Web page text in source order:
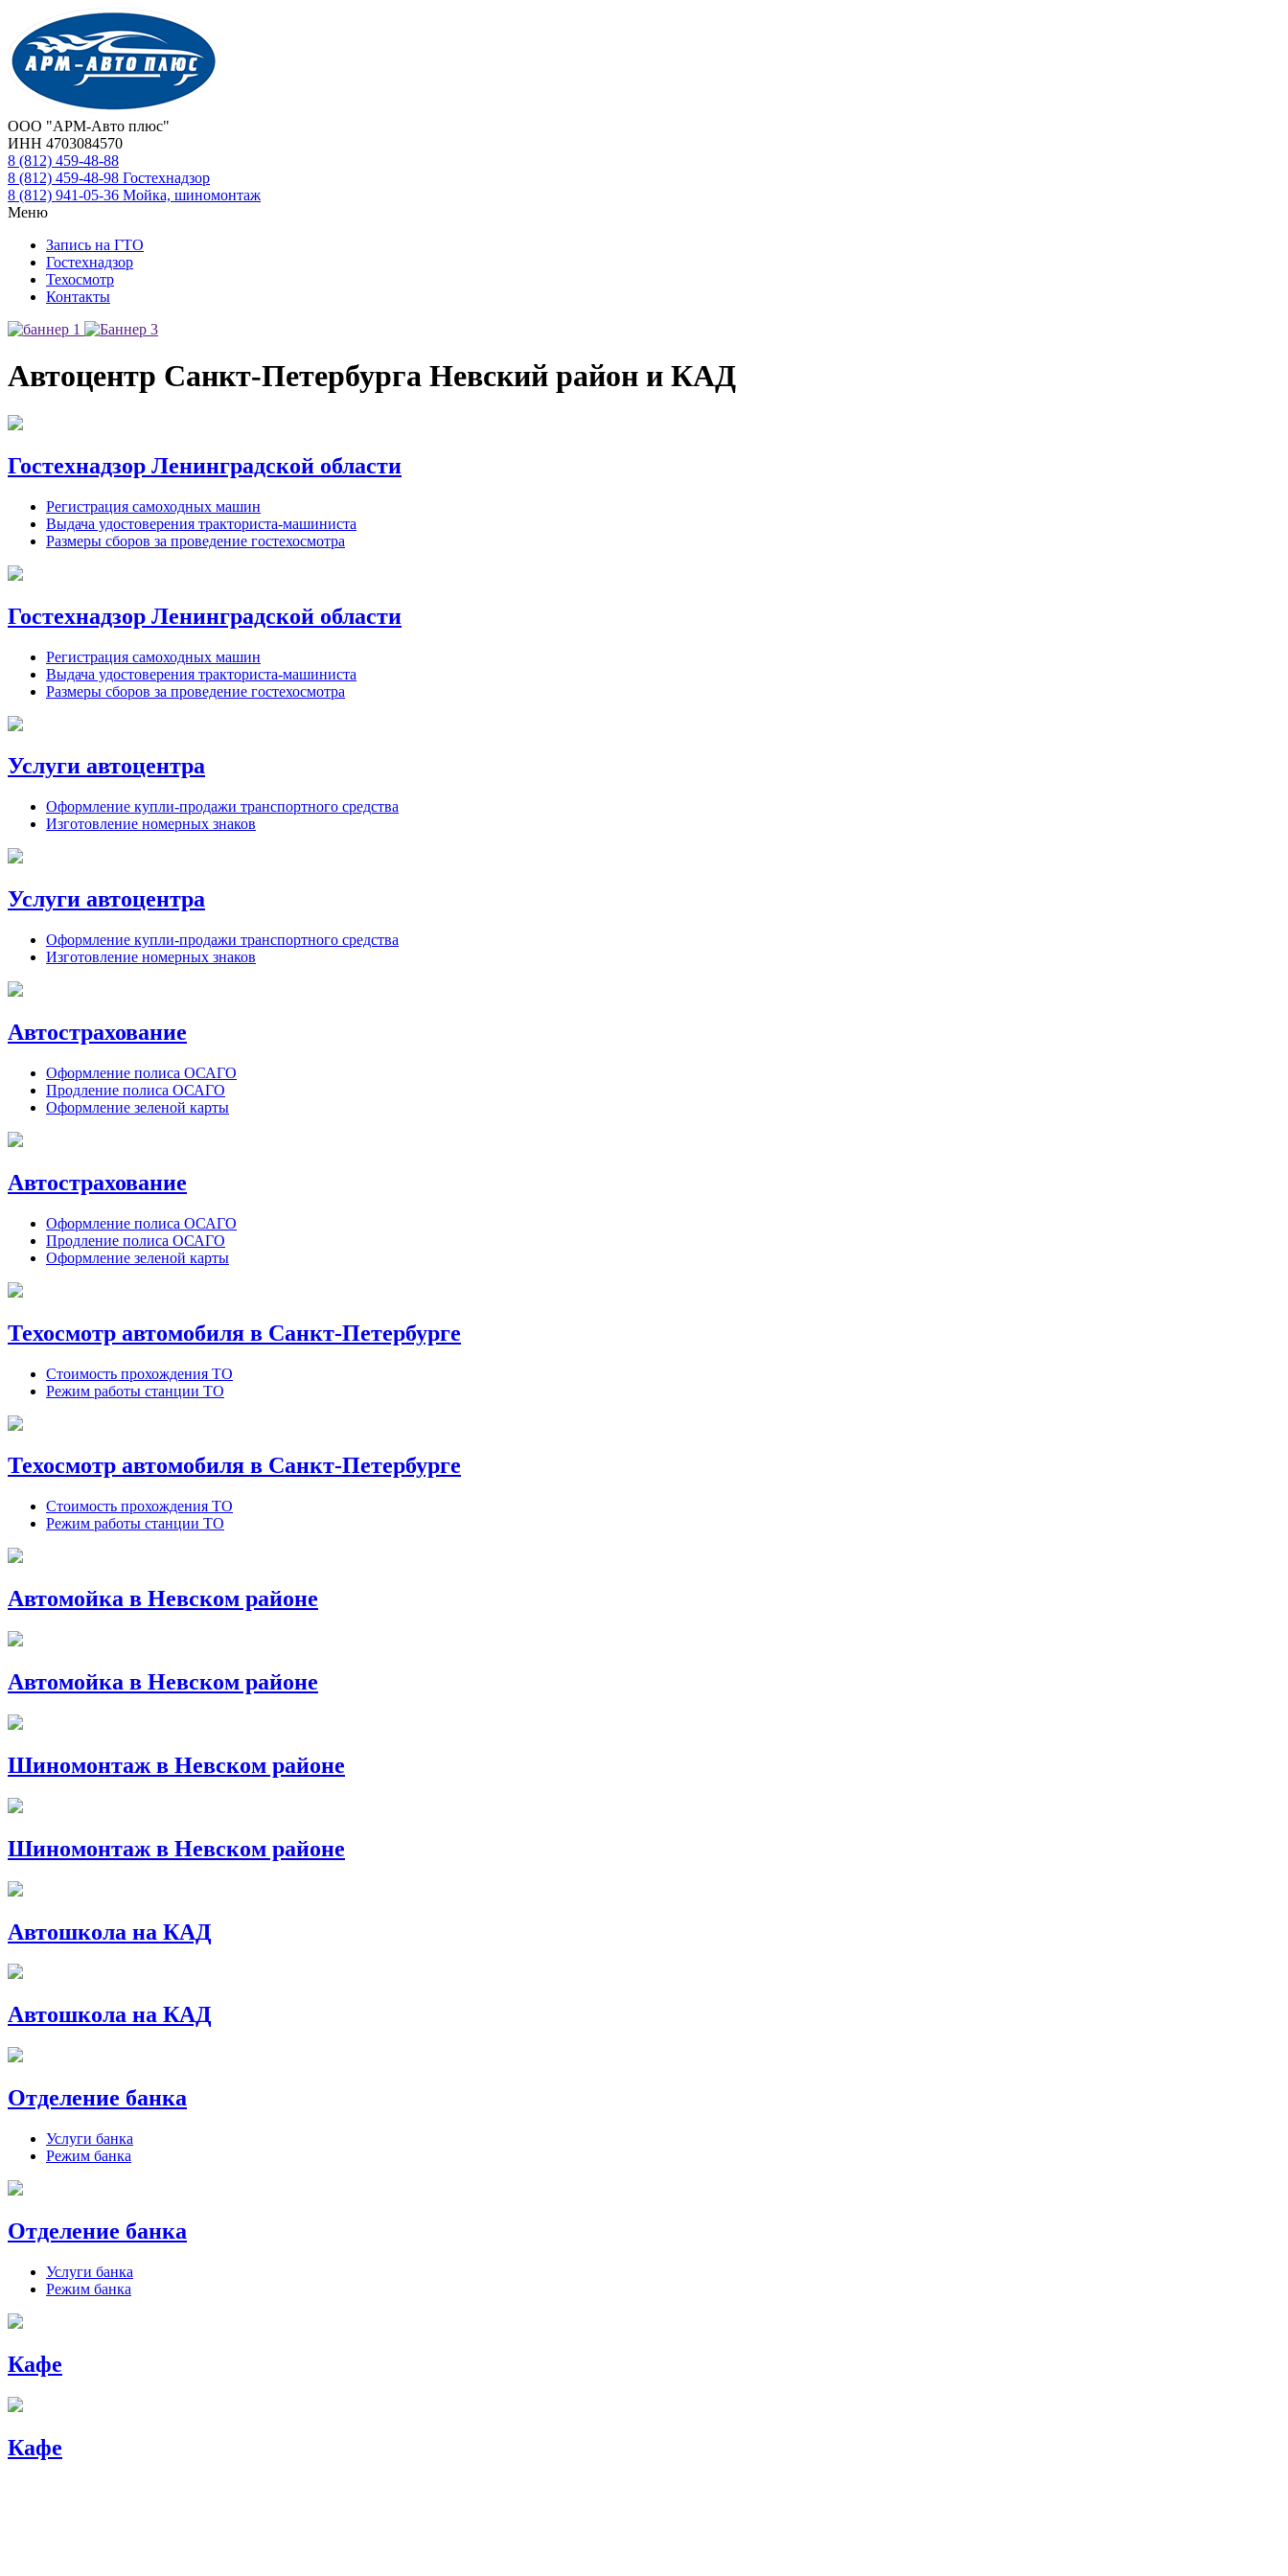
ООО "АРМ-Авто плюс"
ИНН 4703084570
8 (812) 459-48-88
8 (812) 459-48-98 Гостехнадзор
8 (812) 941-05-36 Мойка, шиномонтаж
Меню
Запись на ГТО
Гостехнадзор
Техосмотр
Контакты
Автоцентр Санкт-Петербурга Невский район и КАД
Гостехнадзор Ленинградской области
Регистрация самоходных машин
Выдача удостоверения тракториста-машиниста
Размеры сборов за проведение гостехосмотра
Гостехнадзор Ленинградской области
Регистрация самоходных машин
Выдача удостоверения тракториста-машиниста
Размеры сборов за проведение гостехосмотра
Услуги автоцентра
Оформление купли-продажи транспортного средства
Изготовление номерных знаков
Услуги автоцентра
Оформление купли-продажи транспортного средства
Изготовление номерных знаков
Автострахование
Оформление полиса ОСАГО
Продление полиса ОСАГО
Оформление зеленой карты
Автострахование
Оформление полиса ОСАГО
Продление полиса ОСАГО
Оформление зеленой карты
Техосмотр автомобиля в Санкт-Петербурге
Стоимость прохождения ТО
Режим работы станции ТО
Техосмотр автомобиля в Санкт-Петербурге
Стоимость прохождения ТО
Режим работы станции ТО
Автомойка в Невском районе
Автомойка в Невском районе
Шиномонтаж в Невском районе
Шиномонтаж в Невском районе
Автошкола на КАД
Автошкола на КАД
Отделение банка
Услуги банка
Режим банка
Отделение банка
Услуги банка
Режим банка
Кафе
Кафе